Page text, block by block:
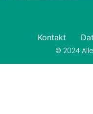
Kontakt
© 2024